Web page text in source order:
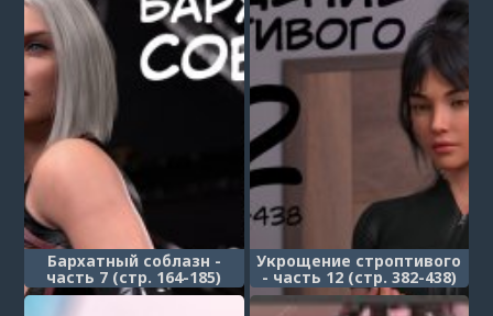
Бархатный соблазн -
часть 7 (стр. 164-185)
(Silktrap)
Укрощение строптивого
- часть 12 (стр. 382-438)
(Taming the Beast)